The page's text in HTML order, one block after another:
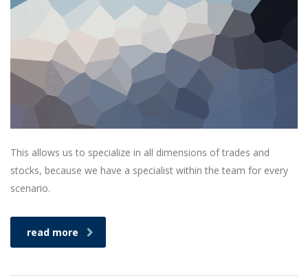
This allows us to specialize in all dimensions of trades and
stocks, because we have a specialist within the team for every
scenario.
read more